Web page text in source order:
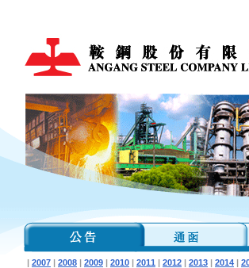
| 2007 | 2008 | 2009 | 2010 | 2011 | 2012 | 2013 | 2014 |